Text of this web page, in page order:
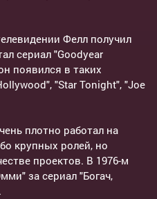
Фелл получил
сериал "Goodyear
появился в таких
"Star Tonight", "Joe
плотно работал на
крупных ролей, но
проектов. В 1976-м
за сериал "Богач,